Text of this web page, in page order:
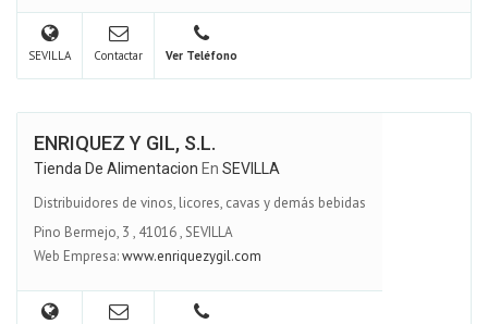
SEVILLA Contactar Ver Teléfono
ENRIQUEZ Y GIL, S.L.
Tienda De Alimentacion En SEVILLA
Distribuidores de vinos, licores, cavas y demás bebidas
Pino Bermejo, 3 , 41016,SEVILLA
Web Empresa:www.enriquezygil.com